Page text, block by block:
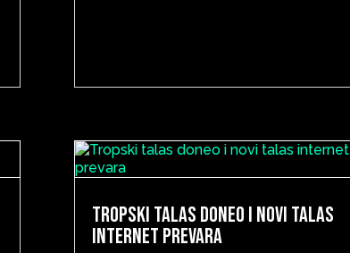
Tropski talas doneo i novi talas
internet prevara